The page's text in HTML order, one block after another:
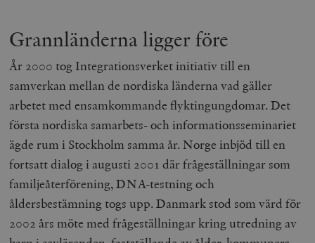
Grannländerna ligger före
År 2000 tog Integrationsverket initiativ till en
samverkan mellan de nordiska länderna vad gäller
arbetet med ensamkommande flyktingungdomar. Det
första nordiska samarbets- och informationsseminariet
ägde rum i Stockholm samma år. Norge inbjöd till en
fortsatt dialog i augusti 2001 där frågeställningar som
familjeåterförening, DNA-testning och
åldersbestämning togs upp. Danmark stod som värd för
2002 års möte med frågeställningar kring utredning av